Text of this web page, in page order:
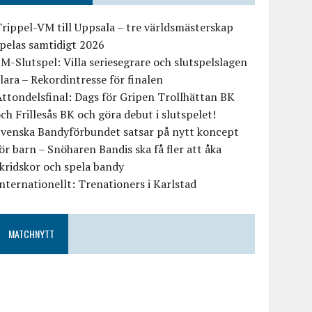
VM till Uppsala – tre världsmästerskap
samtidigt 2026
Slutspel: Villa seriesegrare och slutspelslagen
– Rekordintresse för finalen
Dags för Gripen Trollhättan BK
Frillesås BK och göra debut i slutspelet!
Bandyförbundet satsar på nytt koncept
barn – Snöharen Bandis ska få fler att åka
och spela bandy
Trenationers i Karlstad
MATCHNYTT